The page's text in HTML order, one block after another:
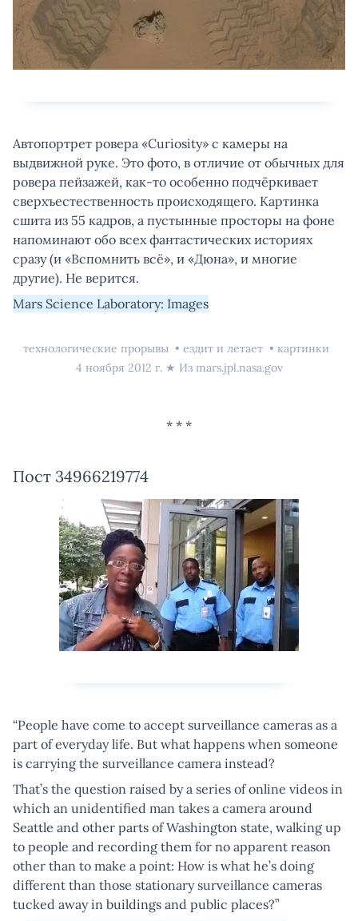
Автопортрет ровера «Curiosity» с камеры на
выдвижной руке. Это фото, в отличие от обычных для
ровера пейзажей, как-то особенно подчёркивает
сверхъестественность происходящего. Картинка
сшита из 55 кадров, а пустынные просторы на фоне
напоминают обо всех фантастических историях
сразу (и «Вспомнить всё», и «Дюна», и многие
другие). Не верится.
Mars Science Laboratory: Images
технологические прорывы ездит и летает
картинки
4 ноября 2012 г.★ Из mars.jpl.nasa.gov
Пост 34966219774
“People have come to accept surveillance cameras as a
part of everyday life. But what happens when someone
is carrying the surveillance camera instead?
That’s the question raised by a series of online videos in
which an unidentified man takes a camera around
Seattle and other parts of Washington state, walking up
to people and recording them for no apparent reason
other than to make a point: How is what he’s doing
different than those stationary surveillance cameras
tucked away in buildings and public places?”